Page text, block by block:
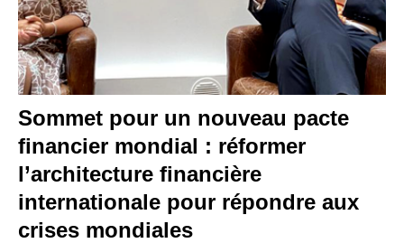
Sommet pour un nouveau pacte
financier mondial : réformer
l’architecture financière
internationale pour répondre aux
crises mondiales